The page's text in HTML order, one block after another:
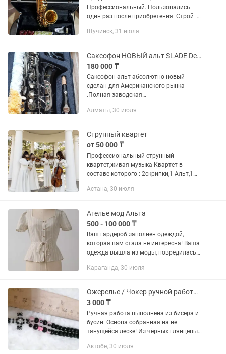
Профессиональный. Пользовались
один раз после приобретения. Строй .
пальца. Материал корпуса латунь.
Щучинск, 31 июля
Саксофон НОВЫЙ альт SLADE Designed BY USA
180 000 ₸
Саксофон альт-абсолютно новый
сделан для Американского рынка
.Полная заводская
профессионалом.шикарное звучание и
Алматы, 30 июля
Струнный квартет
от 50 000 ₸
Профессиональный струнный
квартет,живая музыка Квартет в
составе которого : 2скрипки,1 Альт,1
создавая богатое, объемное звучание.
Астана, 30 июля
Ателье мод Альта
500 - 100 000 ₸
Ваш гардероб заполнен одеждой,
которая вам стала не интересна! Ваша
одежда вышла из моды, повредилась
Альта предоставляет
одежды...
Караганда, 30 июля
Ожерелье / Чокер ручной работы с крестом из бисера (Альт, Y2K)
3 000 ₸
Ручная работа выполнена из бисера и
бусин. Основа собранная на не
тянущейся леске! Из чёрных глянцевых
в начале. Крест сплетен из черного и
Актобе, 30 июля